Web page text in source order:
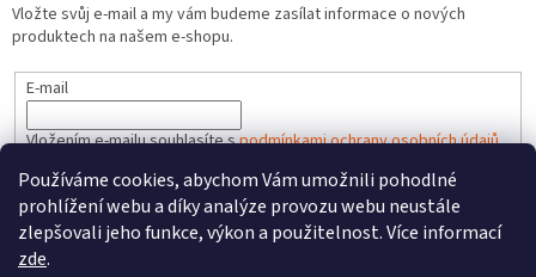
Používáme cookies, abychom Vám umožnili pohodlné
prohlížení webu a díky analýze provozu webu neustále
zlepšovali jeho funkce, výkon a použitelnost. Více informací
zde.
Vložte svůj e-mail a my vám budeme zasílat informace o nových
produktech na našem e-shopu.
E-mail
Vložením e-mailu souhlasíte spodmínkami ochrany osobních údajů
PŘIHLÁSIT SE